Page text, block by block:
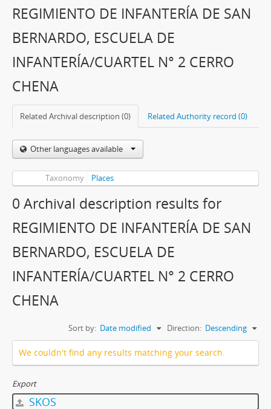
REGIMIENTO DE INFANTERÍA DE SAN
BERNARDO, ESCUELA DE
INFANTERÍA/CUARTEL N° 2 CERRO
CHENA
Related Archival description (0) Related Authority record (0)
Other languages available
Taxonomy Places
0 Archival description results for
REGIMIENTO DE INFANTERÍA DE SAN
BERNARDO, ESCUELA DE
INFANTERÍA/CUARTEL N° 2 CERRO
CHENA
Sort by: Date modified Direction: Descending
We couldn't find any results matching your search.
Export
SKOS